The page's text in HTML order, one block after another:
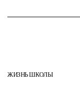
ЖИЗНЬ ШКОЛЫ